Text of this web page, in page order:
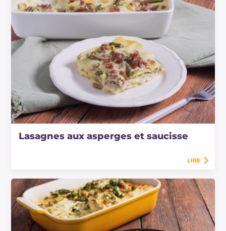
Lasagnes aux asperges et saucisse
LIRE